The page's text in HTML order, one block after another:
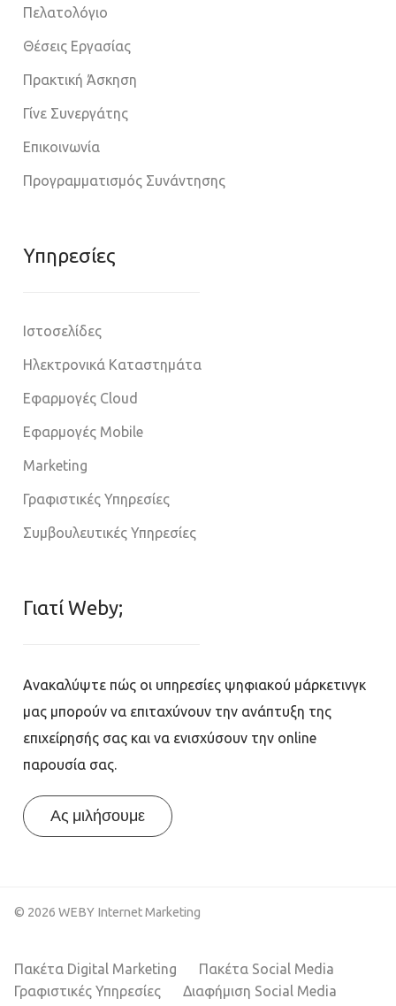
Πελατολόγιο
Θέσεις Εργασίας
Πρακτική Άσκηση
Γίνε Συνεργάτης
Επικοινωνία
Προγραμματισμός Συνάντησης
Υπηρεσίες
Ιστοσελίδες
Ηλεκτρονικά Καταστημάτα
Εφαρμογές Cloud
Εφαρμογές Mobile
Marketing
Γραφιστικές Υπηρεσίες
Συμβουλευτικές Υπηρεσίες
Γιατί Weby;
Ανακαλύψτε πώς οι υπηρεσίες ψηφιακού μάρκετινγκ
μας μπορούν να επιταχύνουν την ανάπτυξη της
επιχείρησής σας και να ενισχύσουν την online
παρουσία σας.
Ας μιλήσουμε
© 2026 WEBY Internet Marketing
Πακέτα Digital Marketing
Πακέτα Social Media
Γραφιστικές Υπηρεσίες
Διαφήμιση Social Media